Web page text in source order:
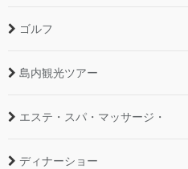
ゴルフ
島内観光ツアー
エステ・スパ・マッサージ・
ディナーショー